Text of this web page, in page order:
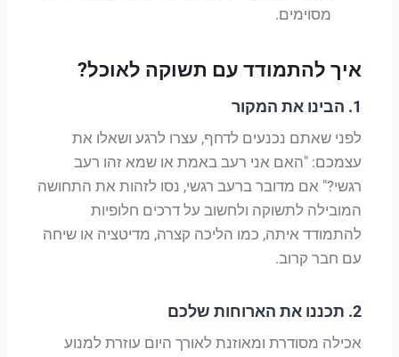
מסוימים.
איך להתמודד עם תשוקה לאוכל?
1. הבינו את המקור
לפני שאתם נכנעים לדחף, עצרו לרגע ושאלו את
עצמכם: "האם אני רעב באמת או שמא זהו רעב
רגשי?" אם מדובר ברעב רגשי, נסו לזהות את התחושה
המובילה לתשוקה ולחשוב על דרכים חלופיות
להתמודד איתה, כמו הליכה קצרה, מדיטציה או שיחה
עם חבר קרוב.
2. תכננו את הארוחות שלכם
אכילה מסודרת ומאוזנת לאורך היום עוזרת למנוע